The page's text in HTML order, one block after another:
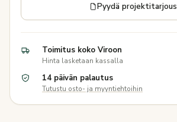
Pyydä projektitarjous
Toimitus koko Viroon
Hinta lasketaan kassalla
14 päivän palautus
Tutustu osto- ja myyntiehtoihin